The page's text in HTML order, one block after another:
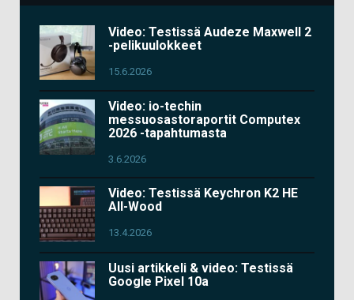
Video: Testissä Audeze Maxwell 2
-pelikuulokkeet
15.6.2026
Video: io-techin
messuosastoraportit Computex
2026 -tapahtumasta
3.6.2026
Video: Testissä Keychron K2 HE
All-Wood
13.4.2026
Uusi artikkeli & video: Testissä
Google Pixel 10a